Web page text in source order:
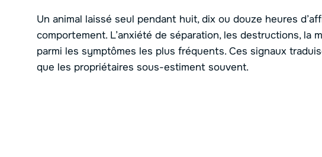
Un animal laissé seul pendant huit, dix ou douze heures
comportement. L’anxiété de séparation, les destructions, la
parmi les symptômes les plus fréquents. Ces signaux
que les propriétaires sous-estiment souvent.